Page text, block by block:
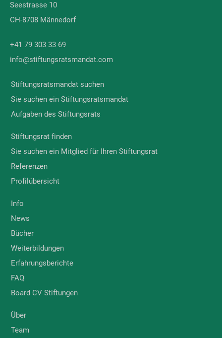
Seestrasse 10
CH-8708 Männedorf
+41 79 303 33 69
info@stiftungsratsmandat.com
Stiftungsratsmandat suchen
Sie suchen ein Stiftungsratsmandat
Aufgaben des Stiftungsrats
Stiftungsrat finden
Sie suchen ein Mitglied für Ihren Stiftungsrat
Referenzen
Profilübersicht
Info
News
Bücher
Weiterbildungen
Erfahrungsberichte
FAQ
Board CV Stiftungen
Über
Team